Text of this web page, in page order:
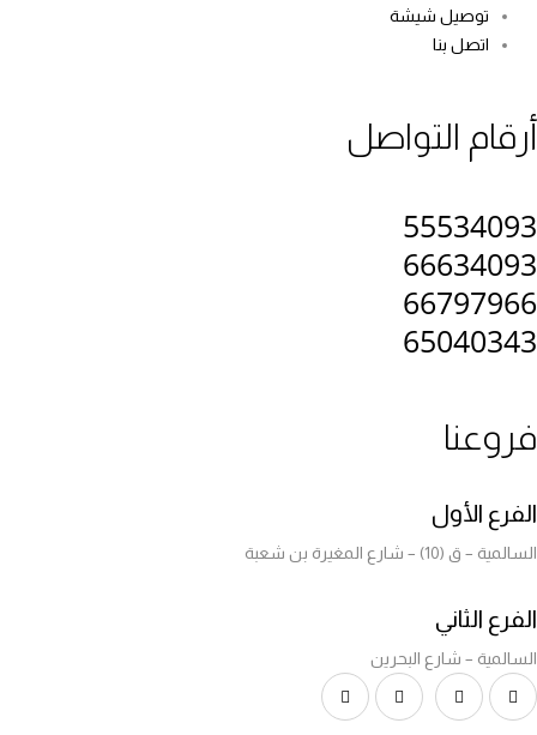
توصيل شيشة
اتصل بنا
أرقام التواصل
55534093
66634093
66797966
65040343
فروعنا
الفرع الأول
السالمية – ق (10) – شارع المغيرة بن شعبة
الفرع الثاني
السالمية – شارع البحرين